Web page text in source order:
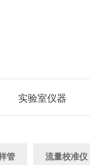
实验室仪器
管 流量校准仪